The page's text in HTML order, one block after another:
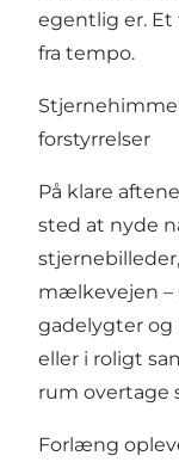
egentlig er. Et
fra tempo.
forstyrrelser
På klare
sted at nyde
mælkevejen –
gadelygter og
eller i roligt
rum overtage
Forlæng